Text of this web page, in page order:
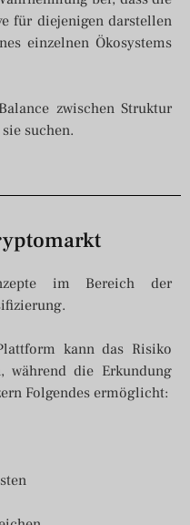
für diejenigen darstellen
einzelnen Ökosystems
zwischen Struktur
suchen.
im Bereich der
kann das Risiko
während die Erkundung
Folgendes ermöglicht: